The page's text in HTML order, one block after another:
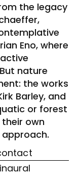
the legacy
Eno, where
nature
the works
Barley, and
or forest
own